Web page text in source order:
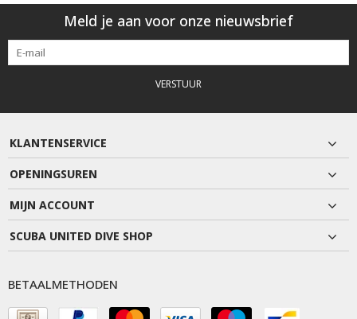
Meld je aan voor onze nieuwsbrief
VERSTUUR
KLANTENSERVICE
OPENINGSUREN
MIJN ACCOUNT
SCUBA UNITED DIVE SHOP
BETAALMETHODEN